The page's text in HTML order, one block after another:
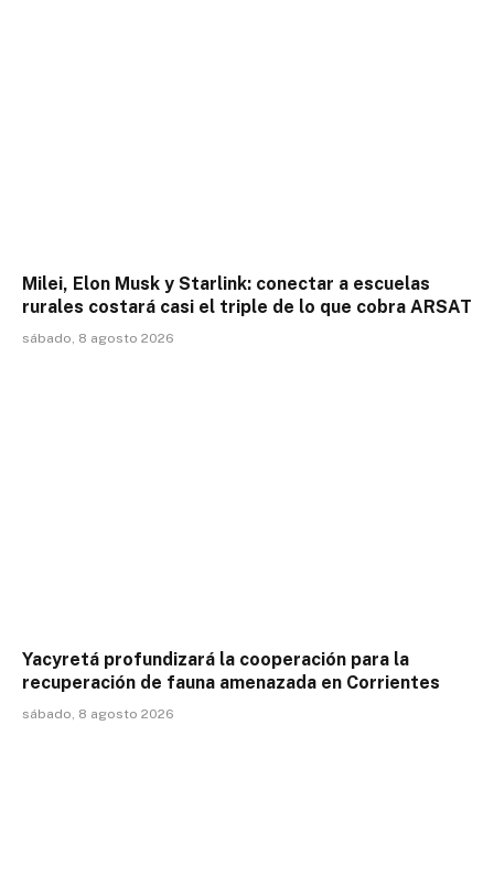
Milei, Elon Musk y Starlink: conectar a escuelas
rurales costará casi el triple de lo que cobra ARSAT
sábado, 8 agosto 2026
Yacyretá profundizará la cooperación para la
recuperación de fauna amenazada en Corrientes
sábado, 8 agosto 2026